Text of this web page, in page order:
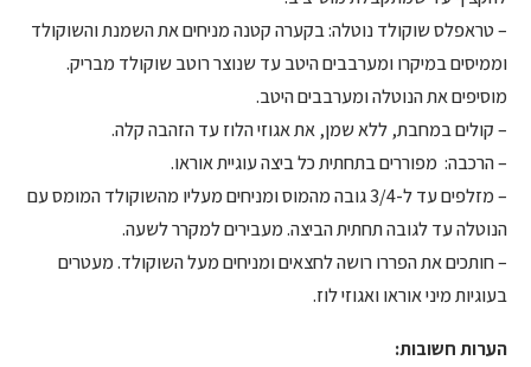
– טראפלס שוקולד נוטלה: בקערה קטנה מניחים את השמנת והשוקולד
וממיסים במיקרו ומערבבים היטב עד שנוצר רוטב שוקולד מבריק.
מוסיפים את הנוטלה ומערבבים היטב.
– קולים במחבת, ללא שמן, את אגוזי הלוז עד הזהבה קלה.
– הרכבה: מפוררים בתחתית כל ביצה עוגיית אוראו.
– מזלפים עד ל-3/4 גובה מהמוס ומניחים מעליו מהשוקולד המומס עם
הנוטלה עד לגובה תחתית הביצה. מעבירים למקרר לשעה.
– חותכים את הפררו רושה לחצאים ומניחים מעל השוקולד. מעטרים
בעוגיות מיני אוראו ואגוזי לוז.
הערות חשובות: